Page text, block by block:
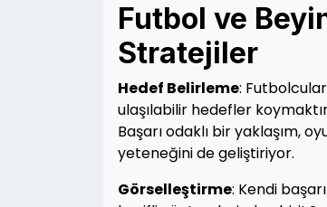
Futbol ve
Stratejiler
Hedef Belirleme:
ulaşılabilir hedefler
Başarı odaklı bir yaklaşım,
yeteneğini de geliştiriyor.
Görselleştirme: Kendi